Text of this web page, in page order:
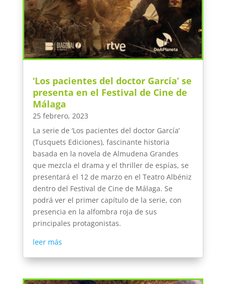
‘Los pacientes del doctor García’ se
presenta en el Festival de Cine de
Málaga
25 febrero, 2023
La serie de ‘Los pacientes del doctor García’
(Tusquets Ediciones), fascinante historia
basada en la novela de Almudena Grandes
que mezcla el drama y el thriller de espías, se
presentará el 12 de marzo en el Teatro Albéniz
dentro del Festival de Cine de Málaga. Se
podrá ver el primer capítulo de la serie, con
presencia en la alfombra roja de sus
principales protagonistas.
leer más